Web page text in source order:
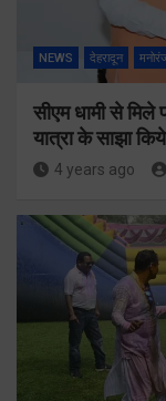
NEWS देहरादून
सीएम धामी से
यात्रा के साझा
4 years ago